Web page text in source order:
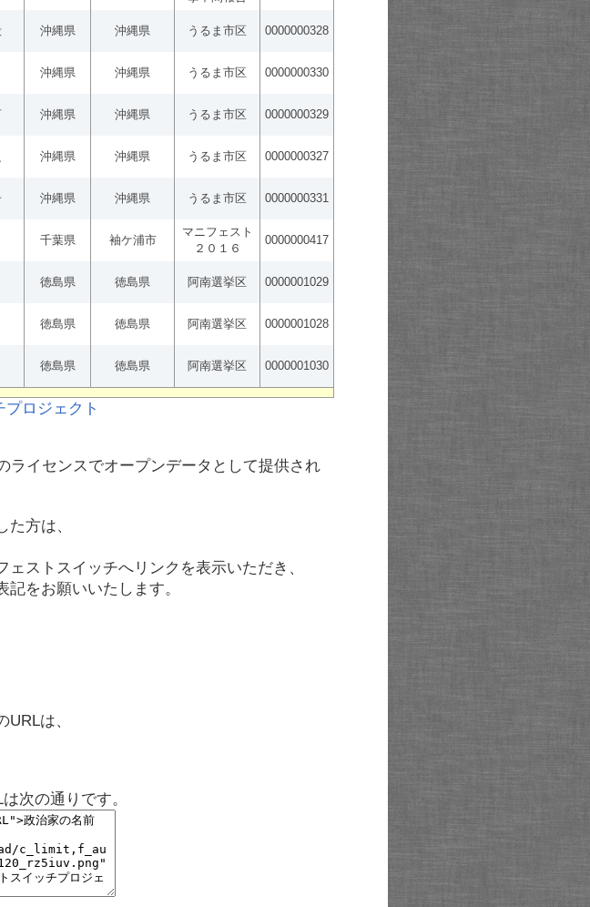
沖縄県 沖縄県 うるま市区 0000000328
沖縄県 沖縄県 うるま市区 0000000330
沖縄県 沖縄県 うるま市区 0000000329
沖縄県 沖縄県 うるま市区 0000000327
沖縄県 沖縄県 うるま市区 0000000331
千葉県 袖ケ浦市
マニフェスト
２０１６
0000000417
徳島県 徳島県 阿南選挙区 0000001029
徳島県 徳島県 阿南選挙区 0000001028
徳島県 徳島県 阿南選挙区 0000001030
ライセンスでオープンデータとして提供され
方は、
ストスイッチへリンクを表示いただき、
をお願いいたします。
は、
次の通りです。